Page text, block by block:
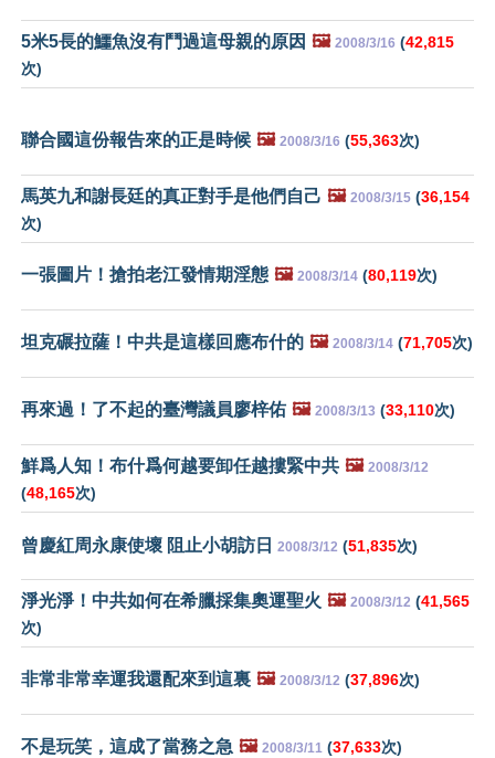
5米5長的鱷魚沒有鬥過這母親的原因 🖼️ 2008/3/16 (42,815
次)
聯合國這份報告來的正是時候 🖼️ 2008/3/16 (55,363次)
馬英九和謝長廷的真正對手是他們自己 🖼️ 2008/3/15 (36,154
次)
一張圖片！搶拍老江發情期淫態 🖼️ 2008/3/14 (80,119次)
坦克碾拉薩！中共是這樣回應布什的 🖼️ 2008/3/14 (71,705次)
再來過！了不起的臺灣議員廖梓佑 🖼️ 2008/3/13 (33,110次)
鮮爲人知！布什爲何越要卸任越摟緊中共 🖼️ 2008/3/12
(48,165次)
曾慶紅周永康使壞 阻止小胡訪日 2008/3/12 (51,835次)
淨光淨！中共如何在希臘採集奧運聖火 🖼️ 2008/3/12 (41,565
次)
非常非常幸運我還配來到這裏 🖼️ 2008/3/12 (37,896次)
不是玩笑，這成了當務之急 🖼️ 2008/3/11 (37,633次)